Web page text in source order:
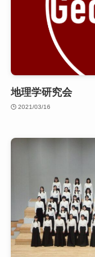
地理学研究会
2021/03/16